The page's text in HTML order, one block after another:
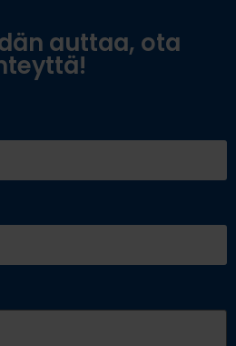
auttaa, ota